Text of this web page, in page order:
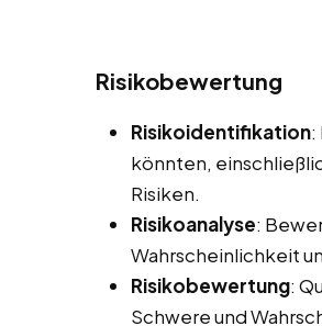
Risikobewertung
Risikoidentifikation:
könnten,
Risiken.
Risikoanalyse:
Wahrscheinlichkeit
Risikobewertung:
Schwere und